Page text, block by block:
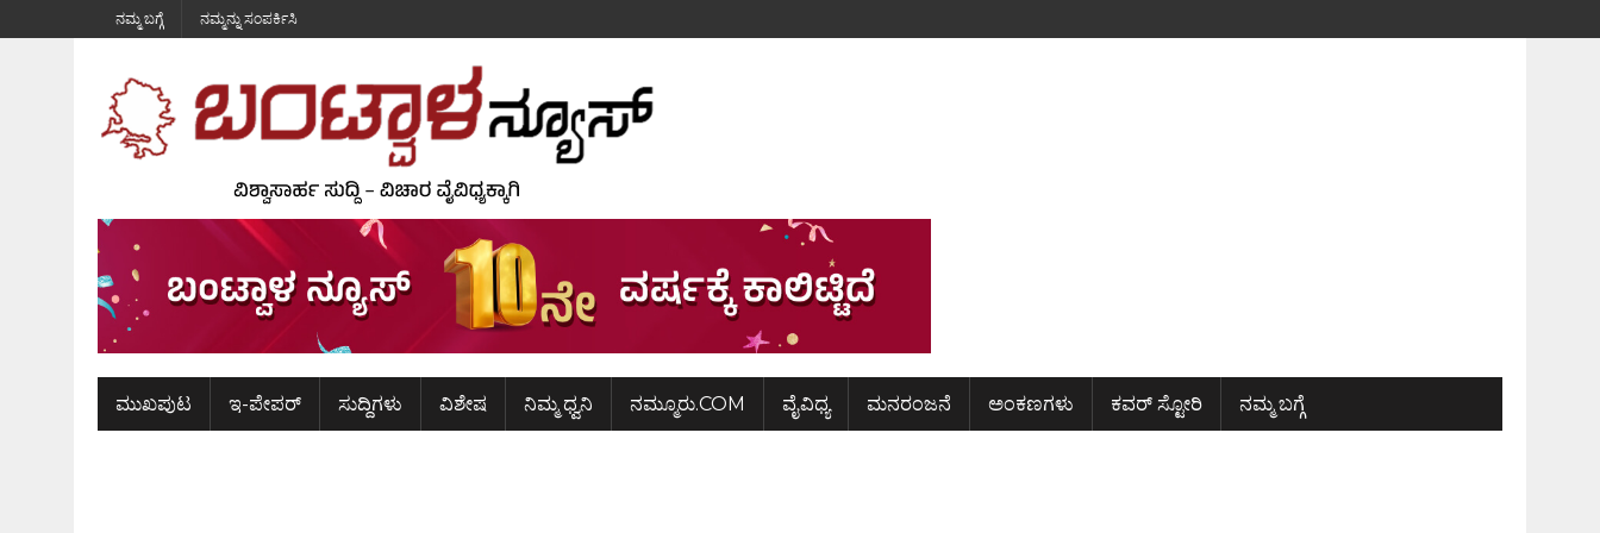
ನಮ್ಮ ಬಗ್ಗೆ ನಮ್ಮನ್ನು ಸಂಪರ್ಕಿಸಿ
ಮುಖಪುಟ ಇ-ಪೇಪರ್ ಸುದ್ದಿಗಳು ವಿಶೇಷ ನಿಮ್ಮ ಧ್ವನಿ ನಮ್ಮೂರು.COM ವೈವಿಧ್ಯ ಮನರಂಜನೆ ಅಂಕಣಗಳು ಕವರ್ ಸ್ಟೋರಿ ನಮ್ಮ ಬಗ್ಗೆ